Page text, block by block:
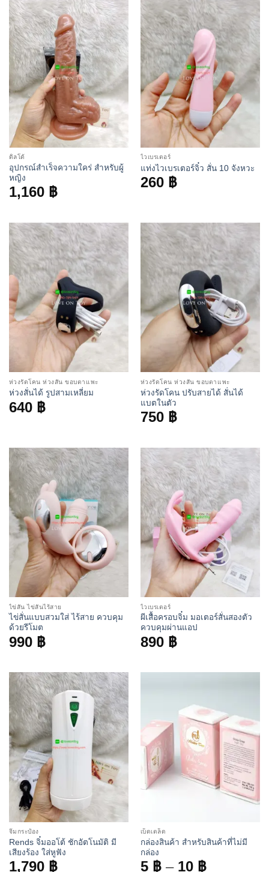
ดิลโด้
อุปกรณ์สำเร็จความใคร่ สำหรับผู้
หญิง
1,160 ฿
ไวเบรเตอร์
แท่งไวเบรเตอร์จิ๋ว สั่น 10 จังหวะ
260 ฿
ห่วงรัดโคน ห่วงสั่น ขอบตาแพะ
ห่วงสั่นได้ รูปสามเหลี่ยม
640 ฿
ห่วงรัดโคน ห่วงสั่น ขอบตาแพะ
ห่วงรัดโคน ปรับสายได้ สั่นได้
แบตในตัว
750 ฿
ไข่สั่น ไข่สั่นไร้สาย
ไข่สั่นแบบสวมใส่ ไร้สาย ควบคุม
ด้วยรีโมต
990 ฿
ไวเบรเตอร์
ผีเสื้อครอบจิ๋ม มอเตอร์สั่นสองตัว
ควบคุมผ่านแอป
890 ฿
จิ๋มกระป๋อง
Rends จิ๋มออโต้ ชักอัตโนมัติ มี
เสียงร้อง ใส่หูฟัง
1,790 ฿
เบ็ดเตล็ด
กล่องสินค้า สำหรับสินค้าที่ไม่มี
กล่อง
5 ฿ – 10 ฿Price